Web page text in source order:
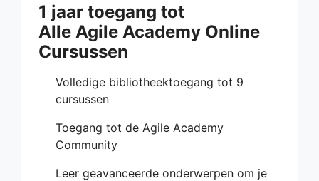
1 jaar toegang tot
Alle Agile Academy Online
Cursussen
Volledige bibliotheektoegang tot 9
cursussen
Toegang tot de Agile Academy
Community
Leer geavanceerde onderwerpen om je